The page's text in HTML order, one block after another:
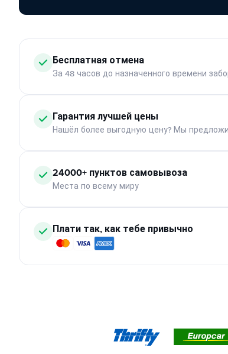
Бесплатная отмена
За 48 часов до назначенного времени
Гарантия лучшей цены
Нашёл более выгодную цену? Мы
24000+ пунктов самовывоза
Места по всему миру
Плати так, как тебе привычно